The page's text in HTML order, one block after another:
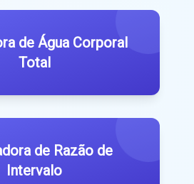
de Água Corporal
Total
de Razão de
Intervalo